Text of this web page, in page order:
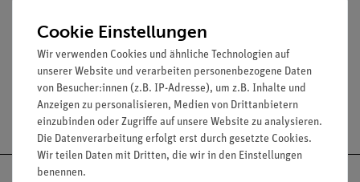
Spannung: max. 25 V.
Versandkostenfrei ab 300,- €
Cookie Einstellungen
Wir verwenden Cookies und ähnliche Technologien auf
unserer Website und verarbeiten personenbezogene Daten
von Besucher:innen (z.B. IP-Adresse), um z.B. Inhalte und
Anzeigen zu personalisieren, Medien von Drittanbietern
einzubinden oder Zugriffe auf unsere Website zu analysieren.
Die Datenverarbeitung erfolgt erst durch gesetzte Cookies.
Wir teilen Daten mit Dritten, die wir in den Einstellungen
benennen.